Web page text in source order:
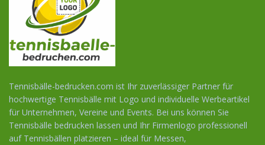
Tennisbälle-bedrucken.com ist Ihr zuverlässiger Partner für
hochwertige Tennisbälle mit Logo und individuelle Werbeartikel
für Unternehmen, Vereine und Events. Bei uns können Sie
Tennisbälle bedrucken lassen und Ihr Firmenlogo professionell
auf Tennisbällen platzieren – ideal für Messen,